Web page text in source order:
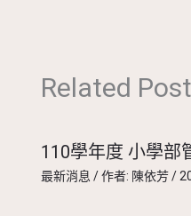
Related
110學年度 小學部
最新消息 / 作者: 陳依芳/